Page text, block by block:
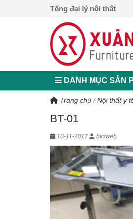
Tổng đại lý nội thất
DANH MỤC SẢN
Trang chủ /Nội thất y
BT-01
10-11-2017 bictweb